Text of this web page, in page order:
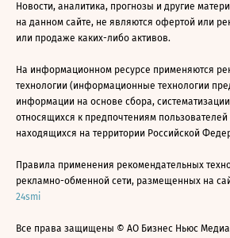
Новости, аналитика, прогнозы и другие
на данном сайте, не являются офертой или
или продаже каких-либо активов.
На информационном ресурсе применяются
технологии (информационные технологии
информации на основе сбора,
относящихся к предпочтениям пользователей
находящихся на территории Российской
Правила применения рекомендательных
рекламно-обменной сети, размещенных на
24smi
Все права защищены © АО Бизнес Ньюс